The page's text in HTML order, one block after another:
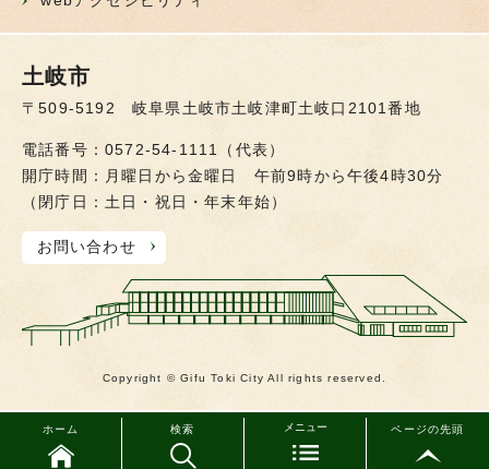
ホーム 検索 メニュー ページの先頭
土岐市
〒509-5192 岐阜県土岐市土岐津町土岐口2101番地
電話番号：0572-54-1111（代表）
開庁時間：月曜日から金曜日 午前9時から午後4時30分
（閉庁日：土日・祝日・年末年始）
お問い合わせ
Copyright © Gifu Toki City All rights reserved.